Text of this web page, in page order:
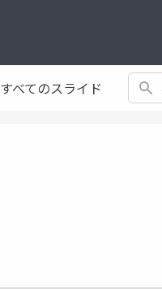
すべてのスライド 検索